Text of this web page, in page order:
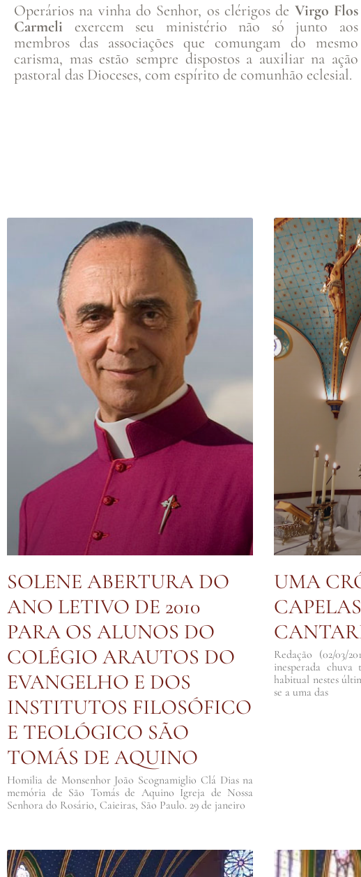
Operários na vinha do Senhor, os clérigos de Virgo Flos
Carmeli exercem seu ministério não só junto aos
membros das associações que comungam do mesmo
carisma, mas estão sempre dispostos a auxiliar na ação
pastoral das Dioceses, com espírito de comunhão eclesial.
SOLENE ABERTURA DO
ANO LETIVO DE 2010
PARA OS ALUNOS DO
COLÉGIO ARAUTOS DO
EVANGELHO E DOS
INSTITUTOS FILOSÓFICO
E TEOLÓGICO SÃO
TOMÁS DE AQUINO
Homilia de Monsenhor João Scognamiglio Clá Dias na
memória de São Tomás de Aquino Igreja de Nossa
Senhora do Rosário, Caieiras, São Paulo. 29 de janeiro
UMA
Redação (02/03/
inesperada
habitual nestes
se a uma das